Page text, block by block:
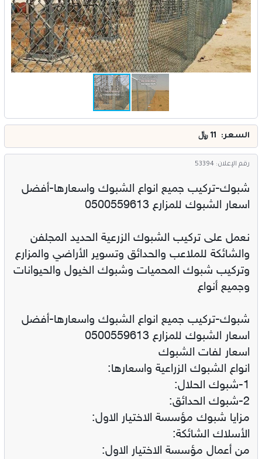
خدمات
المدونة
إتصل بنا
تسجيل دخول
التسجيل في الموقع
السعر: 11 ﷼
رقم الإعلان: 53394
شبوك-تركيب جميع انواع الشبوك واسعارها-أفضل
اسعار الشبوك للمزارع 0500559613
نعمل على تركيب الشبوك الزرعية الحديد المجلفن
والشائكة للملاعب والحدائق وتسوير الأراضي والمزارع
وتركيب شبوك المحميات وشبوك الخيول والحيوانات
وجميع أنواع
شبوك-تركيب جميع انواع الشبوك واسعارها-أفضل
اسعار الشبوك للمزارع 0500559613
اسعار لفات الشبوك
انواع الشبوك الزراعية واسعارها:
1-شبوك الحلال:
2-شبوك الحدائق:
مزايا شبوك مؤسسة الاختيار الاول:
الأسلاك الشائكة:
من أعمال مؤسسة الاختيار الاول: